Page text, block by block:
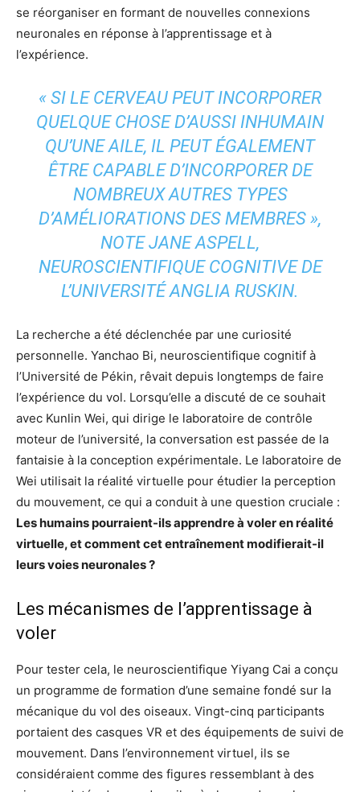
se réorganiser en formant de nouvelles connexions
neuronales en réponse à l’apprentissage et à
l’expérience.
« SI LE CERVEAU PEUT INCORPORER
QUELQUE CHOSE D’AUSSI INHUMAIN
QU’UNE AILE, IL PEUT ÉGALEMENT
ÊTRE CAPABLE D’INCORPORER DE
NOMBREUX AUTRES TYPES
D’AMÉLIORATIONS DES MEMBRES »,
NOTE JANE ASPELL,
NEUROSCIENTIFIQUE COGNITIVE DE
L’UNIVERSITÉ ANGLIA RUSKIN.
La recherche a été déclenchée par une curiosité
personnelle. Yanchao Bi, neuroscientifique cognitif à
l’Université de Pékin, rêvait depuis longtemps de faire
l’expérience du vol. Lorsqu’elle a discuté de ce souhait
avec Kunlin Wei, qui dirige le laboratoire de contrôle
moteur de l’université, la conversation est passée de la
fantaisie à la conception expérimentale. Le laboratoire de
Wei utilisait la réalité virtuelle pour étudier la perception
du mouvement, ce qui a conduit à une question cruciale :
Les humains pourraient-ils apprendre à voler en réalité
virtuelle, et comment cet entraînement modifierait-il
leurs voies neuronales ?
Les mécanismes de l’apprentissage à
voler
Pour tester cela, le neuroscientifique Yiyang Cai a conçu
un programme de formation d’une semaine fondé sur la
mécanique du vol des oiseaux. Vingt-cinq participants
portaient des casques VR et des équipements de suivi de
mouvement. Dans l’environnement virtuel, ils se
considéraient comme des figures ressemblant à des